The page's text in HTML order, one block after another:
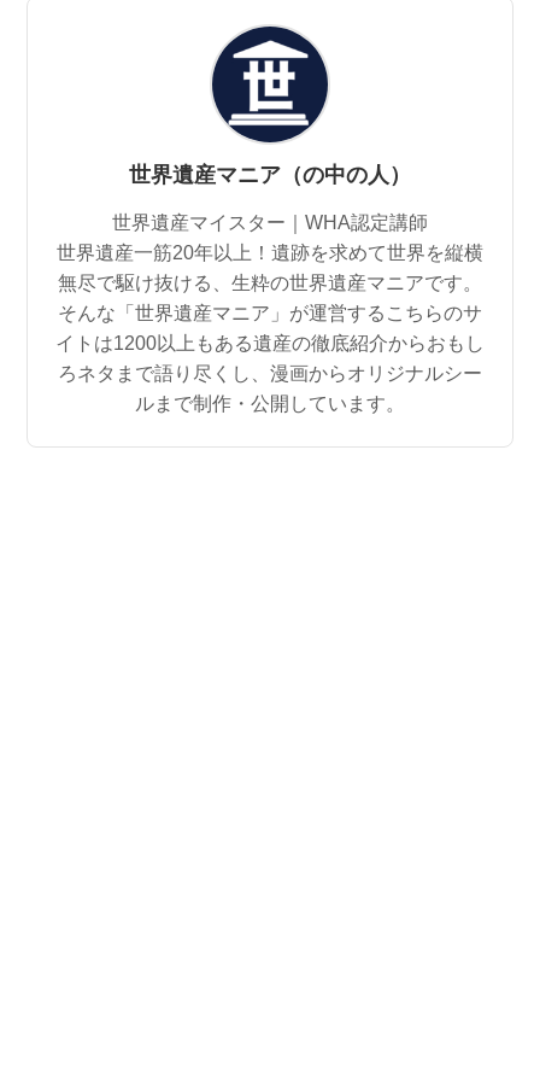
世界遺産マニア（の中の人）
世界遺産マイスター｜WHA認定講師
世界遺産一筋20年以上！遺跡を求めて世界を縦横
無尽で駆け抜ける、生粋の世界遺産マニアです。
そんな「世界遺産マニア」が運営するこちらのサ
イトは1200以上もある遺産の徹底紹介からおもし
ろネタまで語り尽くし、漫画からオリジナルシー
ルまで制作・公開しています。